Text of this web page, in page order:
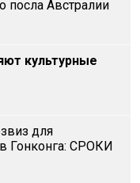
посла Австралии
культурные
для
Гонконга: СРОКИ